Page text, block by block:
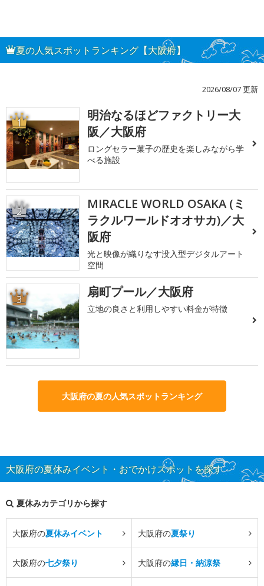
夏の人気スポットランキング【大阪府】
2026/08/07 更新
1
明治なるほどファクトリー大
阪／大阪府
ロングセラー菓子の歴史を楽しみながら学
べる施設
2
MIRACLE WORLD OSAKA (ミ
ラクルワールドオオサカ)／大
阪府
光と映像が織りなす没入型デジタルアート
空間
3 扇町プール／大阪府
立地の良さと利用しやすい料金が特徴
大阪府の夏の人気スポットランキング
大阪府の夏休みイベント・おでかけスポットを探す
夏休みカテゴリから探す
大阪府の夏休みイベント 大阪府の夏祭り
大阪府の七夕祭り 大阪府の縁日・納涼祭